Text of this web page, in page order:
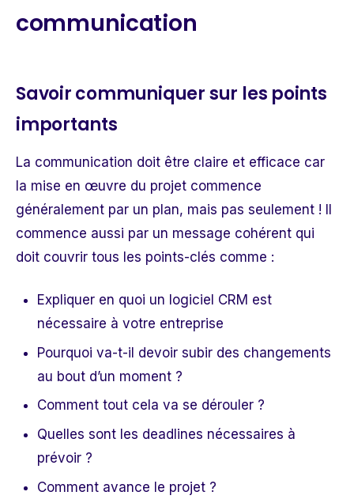
communication
Savoir communiquer sur les points
importants
La communication doit être claire et efficace car
la mise en œuvre du projet commence
généralement par un plan, mais pas seulement ! Il
commence aussi par un message cohérent qui
doit couvrir tous les points-clés comme :
Expliquer en quoi un logiciel CRM est
nécessaire à votre entreprise
Pourquoi va-t-il devoir subir des changements
au bout d’un moment ?
Comment tout cela va se dérouler ?
Quelles sont les deadlines nécessaires à
prévoir ?
Comment avance le projet ?